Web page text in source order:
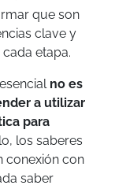
que son
clave y
etapa.
no es
a utilizar
para
los saberes
conexión con
saber